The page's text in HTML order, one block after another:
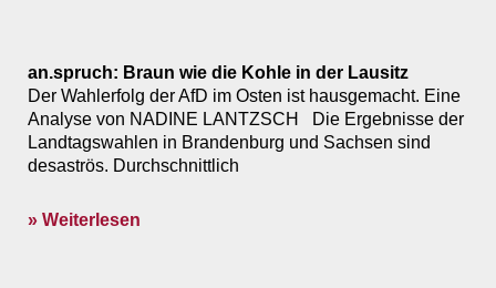
an.spruch: Braun wie die Kohle in der Lausitz
Der Wahlerfolg der AfD im Osten ist hausgemacht. Eine
Analyse von NADINE LANTZSCH Die Ergebnisse der
Landtagswahlen in Brandenburg und Sachsen sind
desaströs. Durchschnittlich
» Weiterlesen